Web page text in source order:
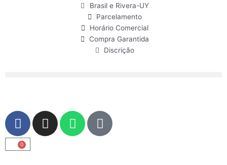
Brasil e Rivera-UY
Parcelamento
Horário Comercial
Compra Garantida
Discrição
F
a
c
e
I
n
W
h
U
s
0
Carrinho